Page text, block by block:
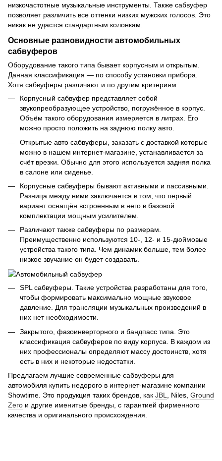
низкочастотные музыкальные инструменты. Также сабвуфер
позволяет различить все оттенки низких мужских голосов. Это
никак не удастся стандартным колонкам.
Основные разновидности автомобильных
сабвуферов
Оборудование такого типа бывает корпусным и открытым.
Данная классификация — по способу установки прибора.
Хотя сабвуферы различают и по другим критериям.
Корпусный сабвуфер представляет собой
звукопреобразующее устройство, погружённое в корпус.
Объём такого оборудования измеряется в литрах. Его
можно просто положить на заднюю полку авто.
Открытые авто сабвуферы, заказать с доставкой которые
можно в нашем интернет-магазине, устанавливается за
счёт врезки. Обычно для этого используется задняя полка
в салоне или сиденье.
Корпусные сабвуферы бывают активными и пассивными.
Разница между ними заключается в том, что первый
вариант оснащён встроенным в него в базовой
комплектации мощным усилителем.
Различают также сабвуферы по размерам.
Преимущественно используются 10-, 12- и 15-дюймовые
устройства такого типа. Чем динамик больше, тем более
низкое звучание он будет создавать.
SPL сабвуферы. Такие устройства разработаны для того,
чтобы формировать максимально мощные звуковое
давление. Для трансляции музыкальных произведений в
них нет необходимости.
Закрытого, фазоинверторного и бандпасс типа. Это
классификация сабвуферов по виду корпуса. В каждом из
них профессионалы определяют массу достоинств, хотя
есть в них и некоторые недостатки.
Предлагаем лучшие современные сабвуферы для
автомобиля купить недорого в интернет-магазине компании
Showtime. Это продукция таких брендов, как JBL , Niles, Ground
Zero и другие именитые бренды, с гарантией фирменного
качества и оригинального происхождения.